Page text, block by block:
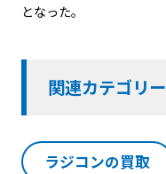
となった。
関連カテゴリー
ラジコンの買取